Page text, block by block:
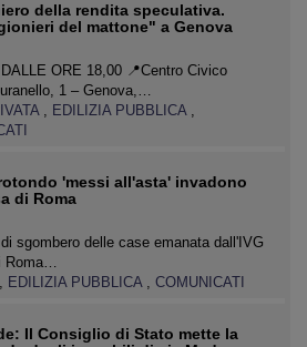
della rendita speculativa.
del mattone" a Genova
ORE 18,00 📍Centro Civico
1 – Genova,…
, EDILIZIA PUBBLICA ,
'messi all'asta' invadono
di Roma
sgombero delle case emanata dall'IVG
Roma…
, EDILIZIA PUBBLICA , COMUNICATI
Il Consiglio di Stato mette la